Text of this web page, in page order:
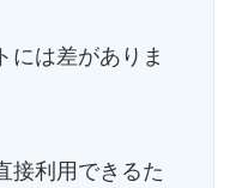
には差がありま
接利用できるた